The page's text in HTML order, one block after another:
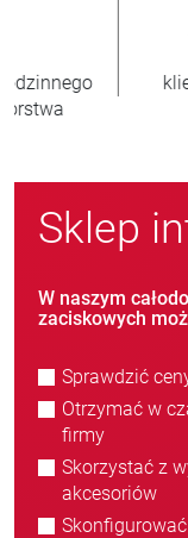
nowych
Sklep
W naszym
zaciskowych
Sprawdzić
Otrzymać w
firmy
Skorzystać z
akcesoriów